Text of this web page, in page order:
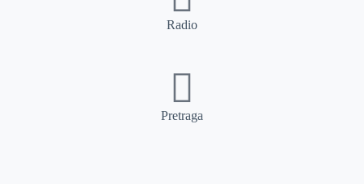
Radio
Pretraga